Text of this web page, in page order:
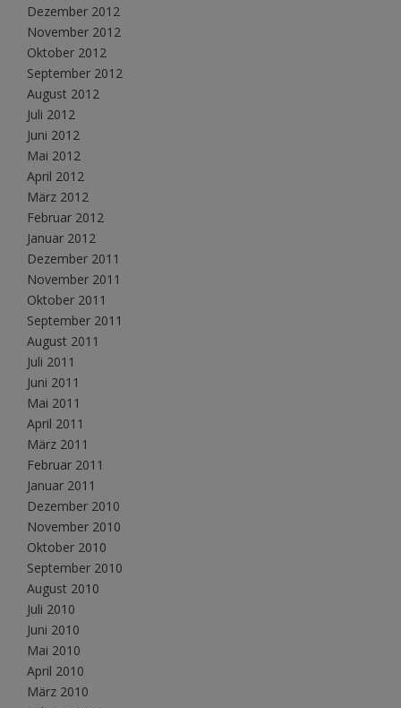
Dezember 2012
November 2012
Oktober 2012
September 2012
August 2012
Juli 2012
Juni 2012
Mai 2012
April 2012
März 2012
Februar 2012
Januar 2012
Dezember 2011
November 2011
Oktober 2011
September 2011
August 2011
Juli 2011
Juni 2011
Mai 2011
April 2011
März 2011
Februar 2011
Januar 2011
Dezember 2010
November 2010
Oktober 2010
September 2010
August 2010
Juli 2010
Juni 2010
Mai 2010
April 2010
März 2010